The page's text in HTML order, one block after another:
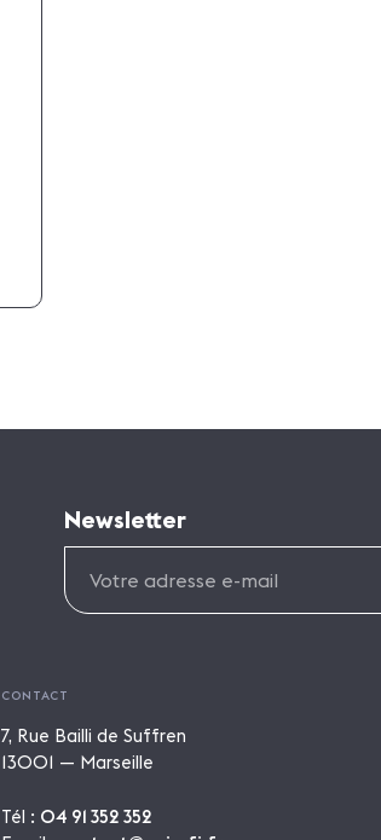
Newsletter
CONTACT
7, Rue Bailli de Suffren
13001 — Marseille
Tél : 04 91 352 352